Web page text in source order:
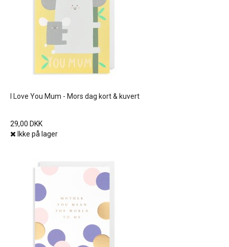
I Love You Mum - Mors dag kort & kuvert
29,00 DKK
Ikke på lager